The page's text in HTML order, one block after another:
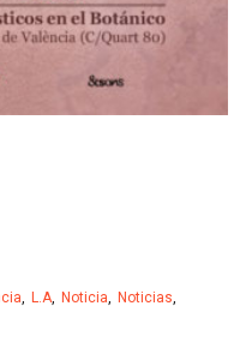
L.A Noticia
Noticias